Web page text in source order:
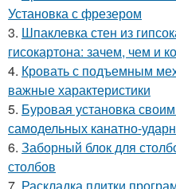
Установка с фрезером
3. Шпаклевка стен из
гисокартона: зачем, чем и
4. Кровать с подъемным
важные характеристики
5. Буровая установка
самодельных канатно-
6. Заборный блок для
столбов